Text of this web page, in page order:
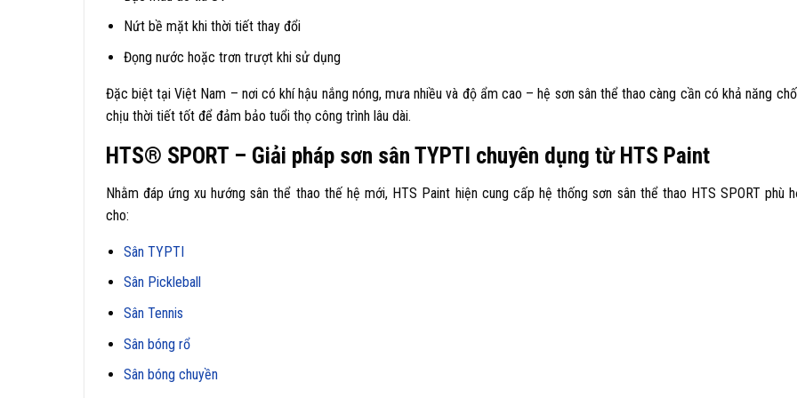
Nứt bề mặt khi thời tiết thay đổi
Đọng nước hoặc trơn trượt khi sử dụng
Đặc biệt tại Việt Nam – nơi có khí hậu nắng nóng, mưa nhiều và độ ẩm cao – hệ sơn sân thể thao càng cần có khả năng
chịu thời tiết tốt để đảm bảo tuổi thọ công trình lâu dài.
HTS® SPORT – Giải pháp sơn sân TYPTI chuyên dụng từ HTS Paint
Nhằm đáp ứng xu hướng sân thể thao thế hệ mới, HTS Paint hiện cung cấp hệ thống sơn sân thể thao HTS SPORT phù
cho:
Sân TYPTI
Sân Pickleball
Sân Tennis
Sân bóng rổ
Sân bóng chuyền